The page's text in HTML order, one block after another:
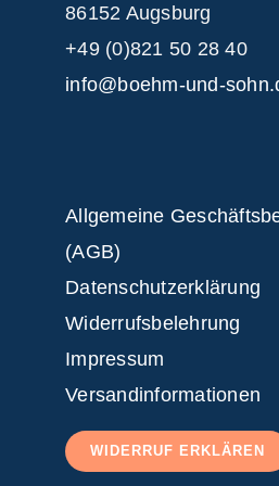
86152 Augsburg
+49 (0)821 50 28 40
info@boehm-und-
Allgemeine
(AGB)
Datenschutzerklärung
Widerrufsbelehrung
Impressum
Versandinformationen
WIDERRUF ERKLÄREN